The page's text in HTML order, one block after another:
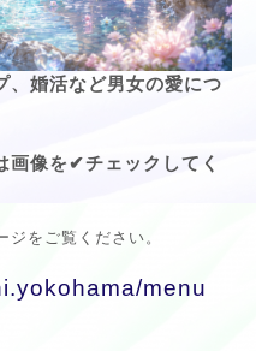
、婚活など男女の愛につ
画像を✔チェックしてく
をご覧ください。
menu